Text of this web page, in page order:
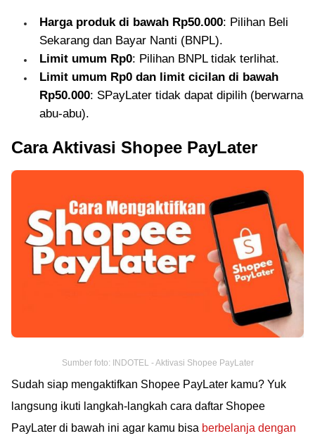
Harga produk di bawah Rp50.000: Pilihan Beli
Sekarang dan Bayar Nanti (BNPL).
Limit umum Rp0: Pilihan BNPL tidak terlihat.
Limit umum Rp0 dan limit cicilan di bawah
Rp50.000: SPayLater tidak dapat dipilih (berwarna
abu-abu).
Cara Aktivasi Shopee PayLater
Sumber foto: INDOTEL - Aktivasi Shopee PayLater
Sudah siap mengaktifkan Shopee PayLater kamu? Yuk
langsung ikuti langkah-langkah cara daftar Shopee
PayLater di bawah ini agar kamu bisa berbelanja dengan